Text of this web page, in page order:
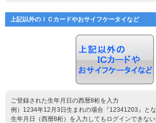
上記以外のＩＣカードやおサイフケータイなど
ご登録された生年月日の西暦8桁を入力
例）1234年12月3日生まれの場合『12341203』とな
生年月日（西暦8桁）を入力してもログインできな